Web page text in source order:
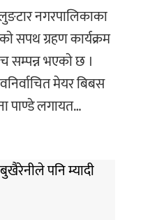
नगरपालिकाका
सपथ ग्रहण कार्यक्रम
भएकाे छ ।
मेयर बिबस
पाण्डे लगायत…